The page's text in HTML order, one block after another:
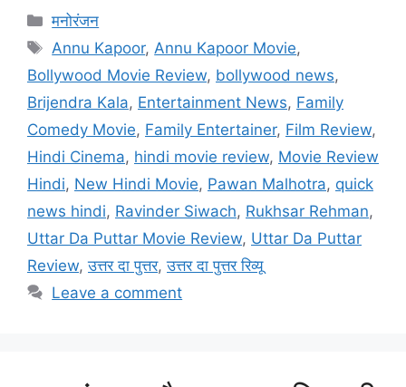
मनोरंजन
Annu Kapoor, Annu Kapoor Movie,
Bollywood Movie Review, bollywood news,
Brijendra Kala, Entertainment News, Family
Comedy Movie, Family Entertainer, Film Review,
Hindi Cinema, hindi movie review, Movie Review
Hindi, New Hindi Movie, Pawan Malhotra, quick
news hindi, Ravinder Siwach, Rukhsar Rehman,
Uttar Da Puttar Movie Review, Uttar Da Puttar
Review,उत्तर दा पुत्तर,उत्तर दा पुत्तर रिव्यू
Leave a comment